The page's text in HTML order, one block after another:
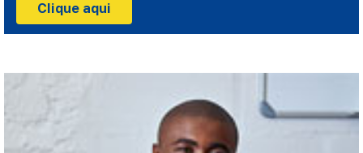
Clique aqui